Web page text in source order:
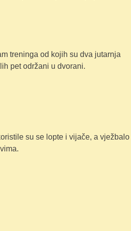
treninga od kojih su dva jutarnja
pet održani u dvorani.
su se lopte i vijače, a vježbalo